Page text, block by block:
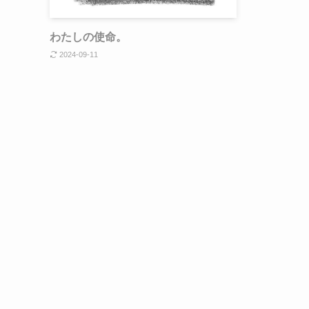
わたしの使命。
2024-09-11